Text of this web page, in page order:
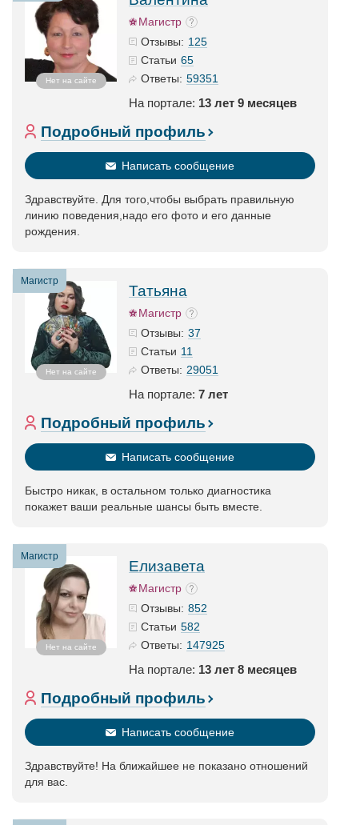
Нет на сайте
Магистр
Отзывы: 125
Статьи 65
Ответы: 59351
На портале: 13 лет 9 месяцев
Подробный профиль
Написать сообщение
Здравствуйте. Для того,чтобы выбрать правильную
линию поведения,надо его фото и его данные
рождения.
Магистр
Нет на сайте
Татьяна
Магистр
Отзывы: 37
Статьи 11
Ответы: 29051
На портале: 7 лет
Подробный профиль
Написать сообщение
Быстро никак, в остальном только диагностика
покажет ваши реальные шансы быть вместе.
Магистр
Нет на сайте
Елизавета
Магистр
Отзывы: 852
Статьи 582
Ответы: 147925
На портале: 13 лет 8 месяцев
Подробный профиль
Написать сообщение
Здравствуйте! На ближайшее не показано отношений
для вас.